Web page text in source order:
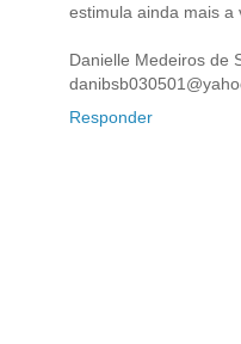
estimula ainda mais a
Danielle Medeiros de
Responder